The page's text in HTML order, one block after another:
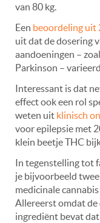
van 80 kg.
Een beoordeling uit
uit dat de dosering
aandoeningen –
Parkinson –
Interessant is dat
effect ook een rol
weten uit klinisch
voor epilepsie met
klein beetje THC
In tegenstelling tot
je bijvoorbeeld
medicinale
Allereerst omdat de
ingrediënt bevat